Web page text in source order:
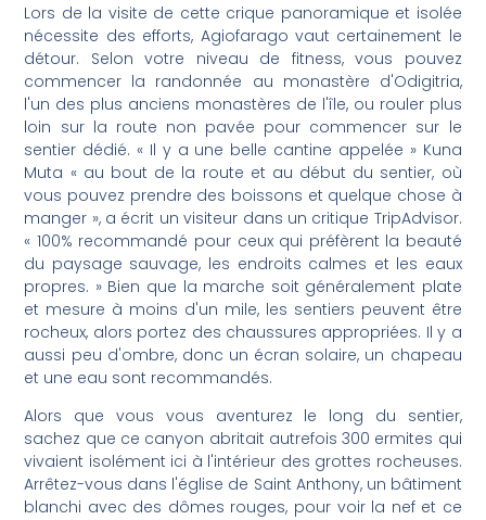
Lors de la visite de cette crique panoramique et isolée
nécessite des efforts, Agiofarago vaut certainement le
détour. Selon votre niveau de fitness, vous pouvez
commencer la randonnée au monastère d'Odigitria,
l'un des plus anciens monastères de l'île, ou rouler plus
loin sur la route non pavée pour commencer sur le
sentier dédié. « Il y a une belle cantine appelée » Kuna
Muta « au bout de la route et au début du sentier, où
vous pouvez prendre des boissons et quelque chose à
manger », a écrit un visiteur dans un critique TripAdvisor.
« 100% recommandé pour ceux qui préfèrent la beauté
du paysage sauvage, les endroits calmes et les eaux
propres. » Bien que la marche soit généralement plate
et mesure à moins d'un mile, les sentiers peuvent être
rocheux, alors portez des chaussures appropriées. Il y a
aussi peu d'ombre, donc un écran solaire, un chapeau
et une eau sont recommandés.
Alors que vous vous aventurez le long du sentier,
sachez que ce canyon abritait autrefois 300 ermites qui
vivaient isolément ici à l'intérieur des grottes rocheuses.
Arrêtez-vous dans l'église de Saint Anthony, un bâtiment
blanchi avec des dômes rouges, pour voir la nef et ce